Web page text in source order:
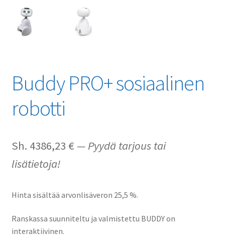
Buddy PRO+ sosiaalinen
robotti
Sh. 4386,23 € — Pyydä tarjous tai
lisätietoja!
Hinta sisältää arvonlisäveron 25,5 %.
Ranskassa suunniteltu ja valmistettu BUDDY on
interaktiivinen.